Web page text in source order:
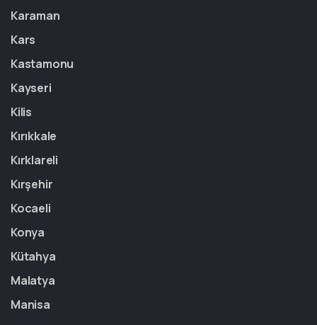
Karaman
Kars
Kastamonu
Kayseri
Kilis
Kırıkkale
Kırklareli
Kırşehir
Kocaeli
Konya
Kütahya
Malatya
Manisa